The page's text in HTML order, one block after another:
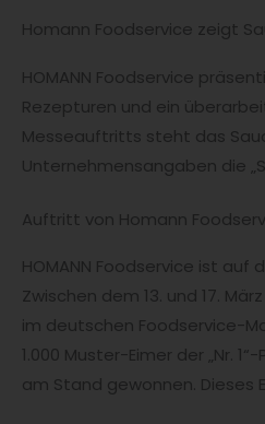
Homann Foodservice zeigt
HOMANN Foodservice
Rezepturen und ein
Messeauftritts steht das
Unternehmensangaben die
Auftritt von Homann
HOMANN Foodservice ist auf
Zwischen dem 13. und 17.
im deutschen Foodservice-
1.000 Muster-Eimer der „Nr.
am Stand gewonnen. Dieses